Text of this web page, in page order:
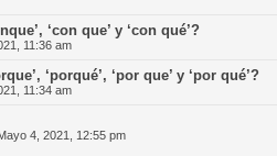
‘con que’ y ‘con qué’?
11:36 am
‘porqué’, ‘por que’ y ‘por qué’?
11:34 am
4, 2021, 12:55 pm